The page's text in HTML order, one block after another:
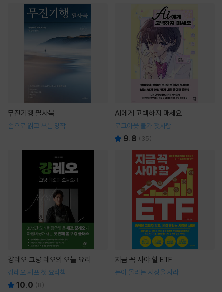
무진기행 필사북
손으로 읽고 쓰는 명작
AI에게 고백하지 마세요
로그아웃 불가 첫사랑
9.8 ( 35)
걍레오 그냥 레오의 오늘 요리
강레오 셰프 첫 요리책
10.0 (8)
지금 꼭 사야 할 ETF
돈이 몰리는 시장을 사라